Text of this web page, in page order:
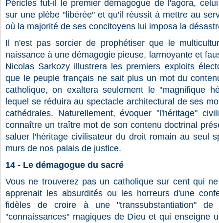
Périclès fut-il le premier démagogue de l'agora,
sur une plèbe "libérée" et qu'il réussit à mettre au
où la majorité de ses concitoyens lui imposa la
Il n'est pas sorcier de prophétiser que le
naissance à une démagogie pieuse, larmoyante et
Nicolas Sarkozy illustrera les premiers exploits
que le peuple français ne sait plus un mot du
catholique, on exaltera seulement le "magnifique
lequel se réduira au spectacle architectural de ses
cathédrales. Naturellement, évoquer "l'héritage"
connaître un traître mot de son contenu doctrinal
saluer l'héritage civilisateur du droit romain au seul
murs de nos palais de justice.
14 - Le démagogue du sacré
Vous ne trouverez pas un catholique sur cent qui
apprenait les absurdités ou les horreurs d'une
fidèles de croire à une "transsubstantiation"
"connaissances" magiques de Dieu et qui enseigne